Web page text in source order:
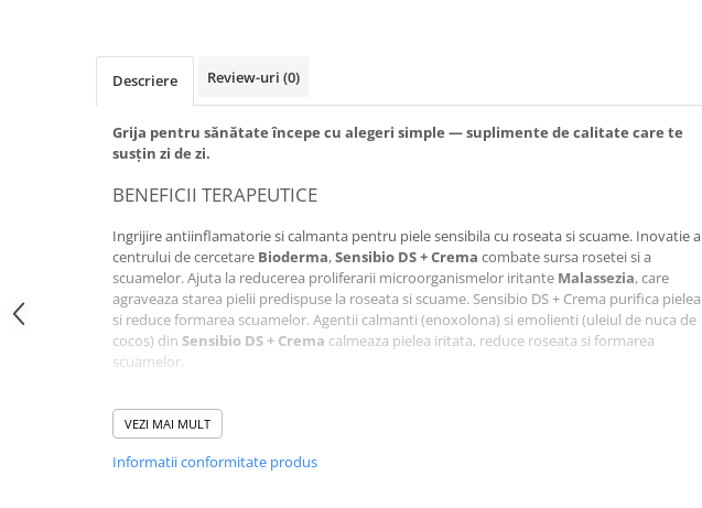
Igiena intima
Produse anti-insecte
Protectie solara
Altele-Produse pentru ingrijire si
Produse tehnico-medicale
Aparatura medicala
Plasturi
Altele-Produse tehnico-medicale
Tonice sexuale
Descriere Review-uri (0)
Grija pentru sănătate începe cu alegeri simple — suplimente de calitate care te
susțin zi de zi.
BENEFICII TERAPEUTICE
Ingrijire antiinflamatorie si calmanta pentru piele sensibila cu roseata si scuame. Inovatie a
centrului de cercetare Bioderma,Sensibio DS + Crema combate sursa rosetei si a
scuamelor. Ajuta la reducerea proliferarii microorganismelor iritante Malassezia, care
agraveaza starea pielii predispuse la roseata si scuame. Sensibio DS + Crema purifica pielea
si reduce formarea scuamelor. Agentii calmanti (enoxolona) si emolienti (uleiul de nuca de
cocos) din Sensibio DS + Crema calmeaza pielea iritata, reduce roseata si formarea
scuamelor.
toleranta cutanata. Formula neparfumata. Non-comedogenic. Textura „gel-cremă”, lejeră și
non-grasă
VEZI MAI MULT
Informatii conformitate produs